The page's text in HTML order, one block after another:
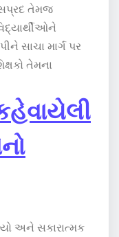
તેમજ
સાચા માર્ગ પર
તેમના
અને સકારાત્મક